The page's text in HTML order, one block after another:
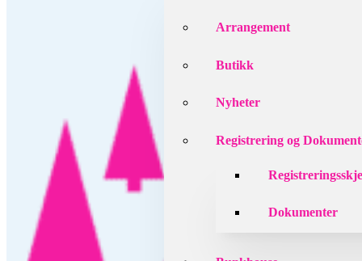
Arrangement
Butikk
Nyheter
Registrering og
Dokumenter